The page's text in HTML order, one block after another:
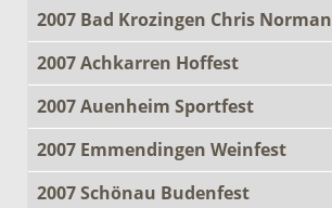
2007 Bad Krozingen Chris Norman
2007 Achkarren Hoffest
2007 Auenheim Sportfest
2007 Emmendingen Weinfest
2007 Schönau Budenfest